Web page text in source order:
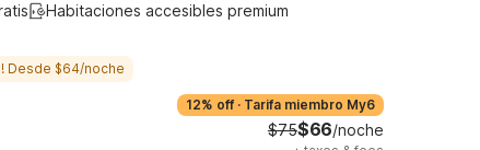
Habitaciones accesibles premium
Desde $64/noche
12% off · Tarifa miembro My6
$75$66/noche